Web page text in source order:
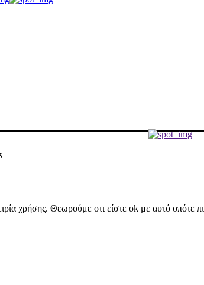
χρήσης. Θεωρούμε οτι είστε ok με αυτό οπότε